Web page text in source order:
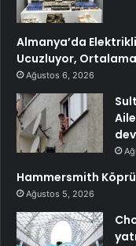
Almanya’da
Ucuzluyor,
Ağustos 6, 2026
Hammersmith
Ağustos 5, 2026